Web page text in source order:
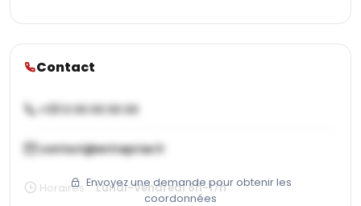
Contact
+33 X XX XX XX XX
contact@entreprise.fr
Envoyez une demande pour obtenir les
coordonnées
Horaires Lundi-Vendredi 8h-17h